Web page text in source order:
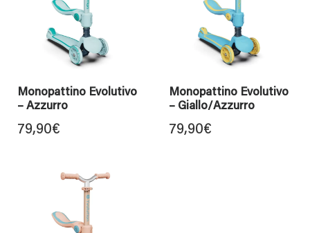
Monopattino Evolutivo
– Azzurro
79,90€
Monopattino Evolutivo
– Giallo/Azzurro
79,90€